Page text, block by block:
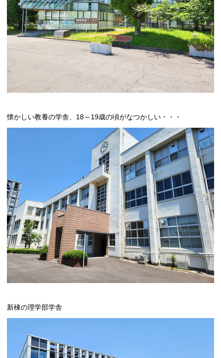
懐かしい教養の学舎、18～19歳の頃がなつかしい・・・
新棟の理学部学舎